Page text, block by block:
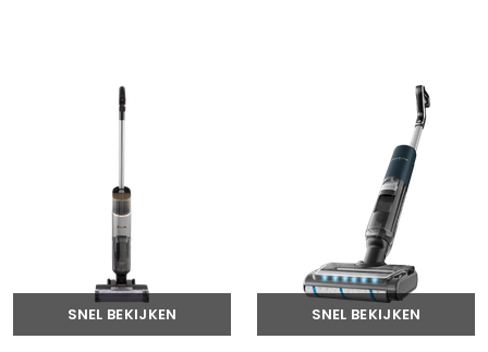
SNEL BEKIJKEN SNEL BEKIJKEN